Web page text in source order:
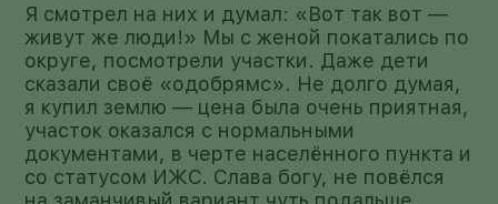
Я смотрел на них и думал: «Вот так вот —
живут же люди!» Мы с женой покатались по
округе, посмотрели участки. Даже дети
сказали своё «одобрямс». Не долго думая,
я купил землю — цена была очень приятная,
участок оказался с нормальными
документами, в черте населённого пункта и
со статусом ИЖС. Слава богу, не повёлся